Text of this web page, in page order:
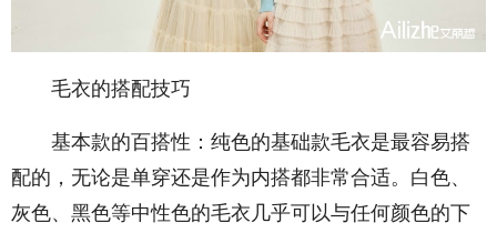
毛衣的搭配技巧
基本款的百搭性：纯色的基础款毛衣是最容易搭
配的，无论是单穿还是作为内搭都非常合适。白色、
灰色、黑色等中性色的毛衣几乎可以与任何颜色的下